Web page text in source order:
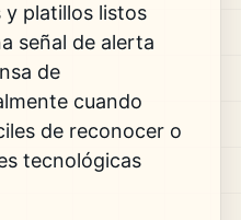
y platillos listos
señal de alerta
de
cuando
de reconocer o
tecnológicas